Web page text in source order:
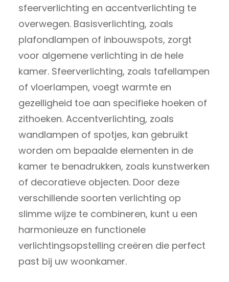
sfeerverlichting en accentverlichting te
overwegen. Basisverlichting, zoals
plafondlampen of inbouwspots, zorgt
voor algemene verlichting in de hele
kamer. Sfeerverlichting, zoals tafellampen
of vloerlampen, voegt warmte en
gezelligheid toe aan specifieke hoeken of
zithoeken. Accentverlichting, zoals
wandlampen of spotjes, kan gebruikt
worden om bepaalde elementen in de
kamer te benadrukken, zoals kunstwerken
of decoratieve objecten. Door deze
verschillende soorten verlichting op
slimme wijze te combineren, kunt u een
harmonieuze en functionele
verlichtingsopstelling creëren die perfect
past bij uw woonkamer.